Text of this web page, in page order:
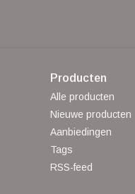
Producten
Alle producten
Nieuwe producten
Aanbiedingen
Tags
RSS-feed